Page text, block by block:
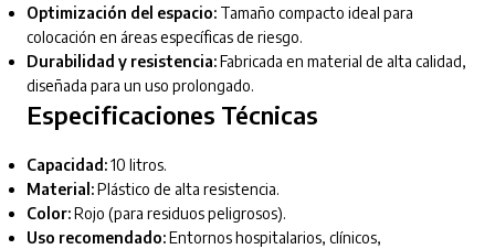
Optimización del espacio:Tamaño compacto ideal para
colocación en áreas específicas de riesgo.
Durabilidad y resistencia:Fabricada en material de alta calidad,
diseñada para un uso prolongado.
Especificaciones Técnicas
Capacidad:10 litros.
Material:Plástico de alta resistencia.
Color:Rojo (para residuos peligrosos).
Uso recomendado:Entornos hospitalarios, clínicos,